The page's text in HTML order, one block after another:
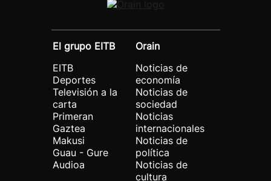
El grupo EITB
EITB
Deportes
Televisión a la
carta
Primeran
Gaztea
Makusi
Guau - Gure
Audioa
Orain
Noticias de
economía
Noticias de
sociedad
Noticias
internacionales
Noticias de
política
Noticias de
cultura